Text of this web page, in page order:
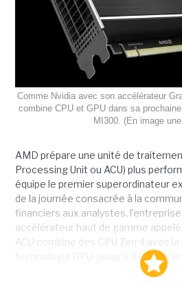
Comme Nvidia avec son accélérateur
combine CPU et GPU dans sa
MI300. (En image
AMD prépare une unité de
Processing Unit ou ACU) plus
équipe le premier superordinateur
de la journée consacrée à la
financiers aux analystes,
accélérateur haut de gamme
ACU combine des CPU Zen 4 avec
technologie GPU jusqu’à 8 GPU